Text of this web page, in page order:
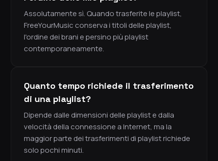
Assolutamente sì. Quando trasferite le playlist,
FreeYourMusic conserva i titoli delle playlist,
l'ordine dei brani e persino più playlist
contemporaneamente.
Quanto tempo richiede il trasferimento
di una playlist?
Dipende dalle dimensioni delle playlist e dalla
velocità della connessione a Internet, ma la
maggior parte dei trasferimenti di playlist richiede
solo pochi minuti.